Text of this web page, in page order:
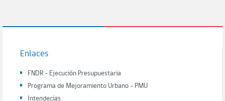
Enlaces
FNDR - Ejecución Presupuestaria
Programa de Mejoramiento Urbano - PMU
Intendecias